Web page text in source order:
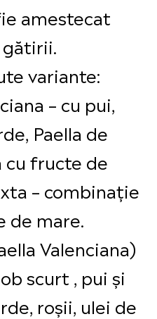
amestecat
variante:
– cu pui,
Paella de
cu fructe de
– combinație
de mare.
Valenciana)
scurt , pui și
roșii, ulei de